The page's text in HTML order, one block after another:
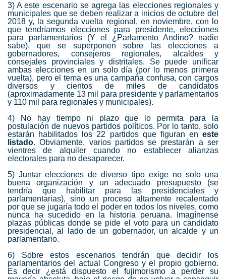
3) A este escenario se agrega las elecciones regionales y
municipales que se deben realizar a inicios de octubre del
2018 y, la segunda vuelta regional, en noviembre, con lo
que tendríamos elecciones para presidente, elecciones
para parlamentarios (Y el ¿Parlamento Andino? nadie
sabe), que se superponen sobre las elecciones a
gobernadores, consejeros regionales, alcaldes y
consejales provinciales y distritales. Se puede unificar
ambas elecciones en un solo día (por lo menos primera
vuelta), pero el tema es una campaña confusa, con cargos
diversos y cientos de miles de candidatos
(aproximadamente 13 mil para presidente y parlamentarios
y 110 mil para regionales y municipales).
4) No hay tiempo ni plazo que lo permita para la
postulación de nuevos partidos políticos. Por lo tanto, solo
estarán habilitados los 22 partidos que figuran en este
listado. Obviamente, varios partidos se prestarán a ser
vientres de alquiler cuando no establecer alianzas
electorales para no desaparecer.
5) Juntar elecciones de diverso tipo exige no solo una
buena organización y un adecuado presupuesto (se
tendría que habilitar para las presidenciales y
parlamentarias), sino un proceso altamente recalentado
por que se jugaría todo el poder en todos los niveles, como
nunca ha sucedido en la historia peruana. Imagínense
plazas públicas donde se pide el voto para un candidato
presidencial, al lado de un gobernador, un alcalde y un
parlamentario.
6) Sobre estos escenarios tendrán que decidir los
parlamentarios del actual Congreso y el propio gobierno.
Es decir ¿está dispuesto el fujimorismo a perder su